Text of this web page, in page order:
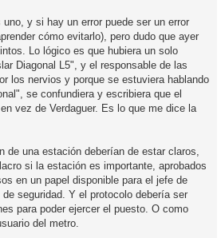
y si hay un error puede ser un error
cómo evitarlo), pero dudo que ayer
Lo lógico es que hubiera un solo
Diagonal L5", y el responsable de las
los nervios y porque se estuviera hablando
se confundiera y escribiera que el
vez de Verdaguer. Es lo que me dice la
de una estación deberían de estar claros,
si la estación es importante, aprobados
en un papel disponible para el jefe de
seguridad. Y el protocolo debería ser
para poder ejercer el puesto. O como
del metro.